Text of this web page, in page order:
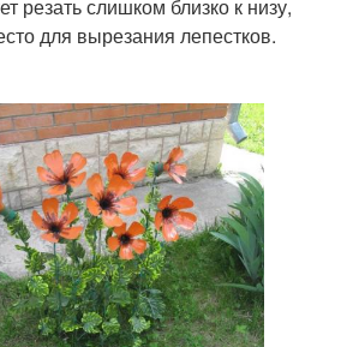
резать слишком близко к низу,
для вырезания лепестков.